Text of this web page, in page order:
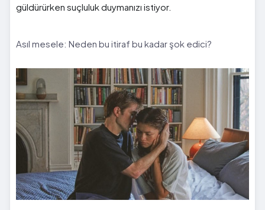
güldürürken suçluluk duymanızı istiyor.
Asıl mesele: Neden bu itiraf bu kadar şok edici?